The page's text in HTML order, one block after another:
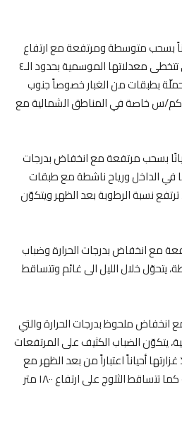
بسحب متوسطة ومرتفعة مع ارتفاع
ملموس بدرجات الحرارة والتي تتخطى معدلاتها الموسمية بحدود الـ٤
بطبقات من الغبار خصوصاً جنوب
البلاد والتي تشتّد لحدود الـ ٨٠ كم/س خاصة في المناطق الشمالية مع
بسحب مرتفعة مع انخفاض بدرجات
في الداخل ورياح ناشطة مع طبقات
نسبة الرطوبة بعد الظهر ويتكوّن
مع انخفاض بدرجات الحرارة وضباب
يتحوّل خلال الليل الى غائم وتتساقط
مع انخفاض ملحوظ بدرجات الحرارة والتي
يتكوّن الضباب الكثيف على المرتفعات
أحياناً اعتباراً من بعد الظهر مع
حدوث برق ورعد ورياح ناشطة كما تتساقط الثلوج على ارتفاع ١٨٠٠ متر